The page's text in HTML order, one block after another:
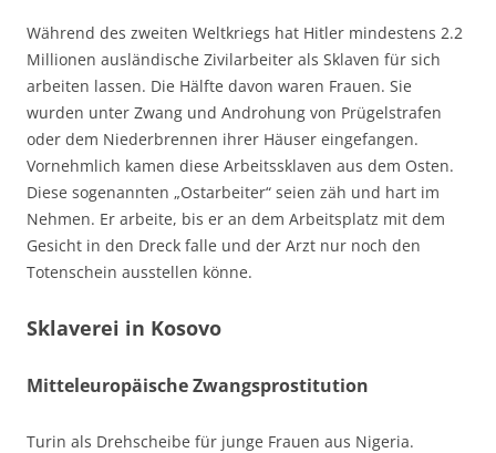
Während des zweiten Weltkriegs hat Hitler mindestens 2.2
Millionen ausländische Zivilarbeiter als Sklaven für sich
arbeiten lassen. Die Hälfte davon waren Frauen. Sie
wurden unter Zwang und Androhung von Prügelstrafen
oder dem Niederbrennen ihrer Häuser eingefangen.
Vornehmlich kamen diese Arbeitssklaven aus dem Osten.
Diese sogenannten „Ostarbeiter“ seien zäh und hart im
Nehmen. Er arbeite, bis er an dem Arbeitsplatz mit dem
Gesicht in den Dreck falle und der Arzt nur noch den
Totenschein ausstellen könne.
Sklaverei in Kosovo
Mitteleuropäische Zwangsprostitution
Turin als Drehscheibe für junge Frauen aus Nigeria.